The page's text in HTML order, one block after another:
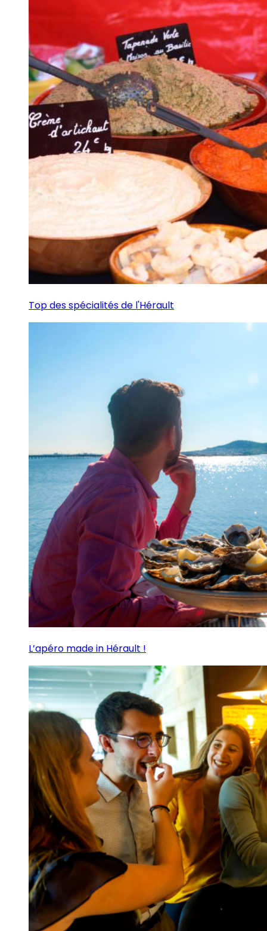
Top des spécialités de l'Hérault
L’apéro made in Hérault !